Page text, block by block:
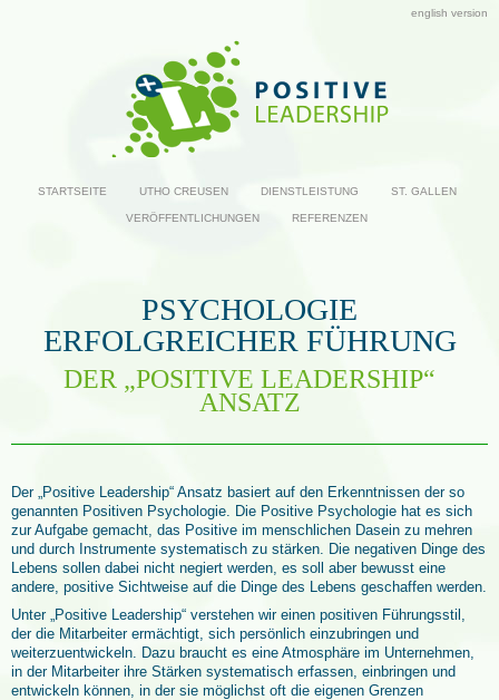
english version
STARTSEITE UTHO CREUSEN DIENSTLEISTUNG ST. GALLEN
VERÖFFENTLICHUNGEN REFERENZEN
PSYCHOLOGIE
ERFOLGREICHER FÜHRUNG
DER „POSITIVE LEADERSHIP“
ANSATZ
Der „Positive Leadership“ Ansatz basiert auf den Erkenntnissen der so
genannten Positiven Psychologie. Die Positive Psychologie hat es sich
zur Aufgabe gemacht, das Positive im menschlichen Dasein zu mehren
und durch Instrumente systematisch zu stärken. Die negativen Dinge des
Lebens sollen dabei nicht negiert werden, es soll aber bewusst eine
andere, positive Sichtweise auf die Dinge des Lebens geschaffen werden.
Unter „Positive Leadership“ verstehen wir einen positiven Führungsstil,
der die Mitarbeiter ermächtigt, sich persönlich einzubringen und
weiterzuentwickeln. Dazu braucht es eine Atmosphäre im Unternehmen,
in der Mitarbeiter ihre Stärken systematisch erfassen, einbringen und
entwickeln können, in der sie möglichst oft die eigenen Grenzen